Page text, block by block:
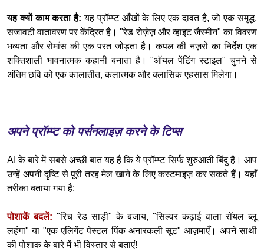
यह क्यों काम करता है: यह प्रॉम्प्ट आँखों के लिए एक दावत है, जो एक समृद्ध,
सजावटी वातावरण पर केंद्रित है। "रेड रोज़ेज़ और व्हाइट जैस्मीन" का विवरण
भव्यता और रोमांस की एक परत जोड़ता है। कपल की नज़रों का निर्देश एक
शक्तिशाली भावनात्मक कहानी बनाता है। "ऑयल पेंटिंग स्टाइल" चुनने से
अंतिम छवि को एक कालातीत, कलात्मक और क्लासिक एहसास मिलेगा।
अपने प्रॉम्प्ट को पर्सनलाइज़ करने के टिप्स
AI के बारे में सबसे अच्छी बात यह है कि ये प्रॉम्प्ट सिर्फ शुरुआती बिंदु हैं। आप
उन्हें अपनी दृष्टि से पूरी तरह मेल खाने के लिए कस्टमाइज़ कर सकते हैं। यहाँ
तरीका बताया गया है:
पोशाकें बदलें: "रिच रेड साड़ी" के बजाय, "सिल्वर कढ़ाई वाला रॉयल ब्लू
लहंगा" या "एक एलिगेंट पेस्टल पिंक अनारकली सूट" आज़माएँ। अपने साथी
की पोशाक के बारे में भी विस्तार से बताएं!